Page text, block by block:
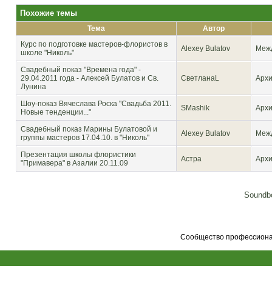
Похожие темы
Тема
Автор
Курс по подготовке мастеров-флористов в
школе "Николь"
Alexey Bulatov
Свадебный показ "Времена года" -
29.04.2011 года - Алексей Булатов и Св.
Лунина
СветланаL
Шоу-показ Вячеслава Роска "Свадьба 2011.
Новые тенденции..."
SMashik
Свадебный показ Марины Булатовой и
группы мастеров 17.04.10. в "Николь"
Alexey Bulatov
Презентация школы флористики
"Примавера" в Азалии 20.11.09
Астра
Сообщество